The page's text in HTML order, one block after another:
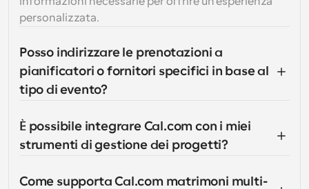
personalizzata.
Posso indirizzare le prenotazioni a
pianificatori o fornitori specifici in base al
tipo di evento?
È possibile integrare Cal.com con i miei
strumenti di gestione dei progetti?
Come supporta Cal.com matrimoni multi-